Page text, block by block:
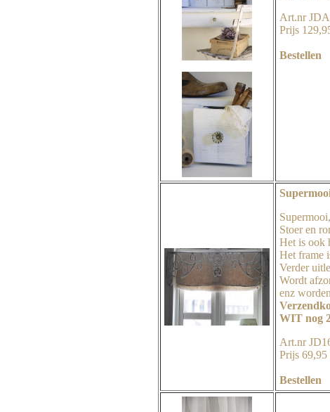
Art.nr
Prijs
Bestellen
Stoer en
Het is ook
Het frame
Verder
Wordt
enz
WIT nog
Art.nr
Prijs 69,95
Bestellen